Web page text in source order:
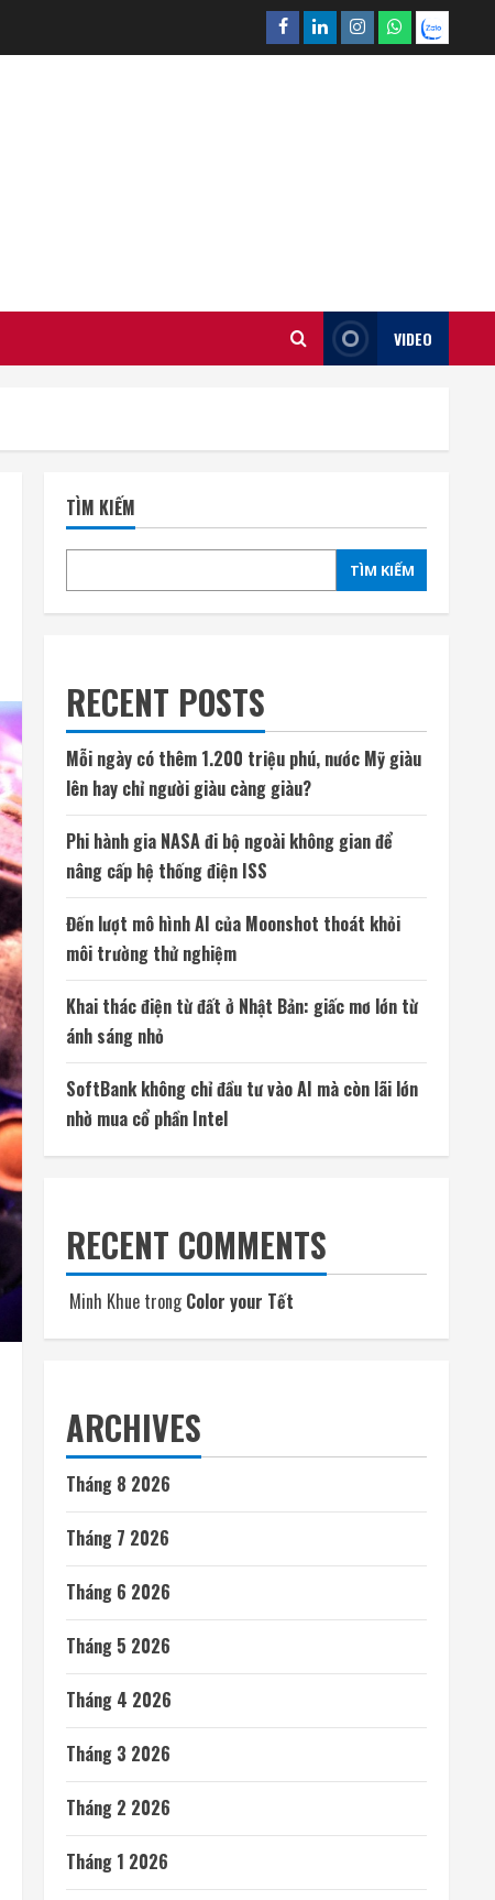
Facebook
LinkedinInstagram
What’sapp
Zalo
VIDEO
TÌM KIẾM
TÌM KIẾM
RECENT POSTS
Mỗi ngày có thêm 1.200 triệu phú, nước Mỹ giàu
lên hay chỉ người giàu càng giàu?
Phi hành gia NASA đi bộ ngoài không gian để
nâng cấp hệ thống điện ISS
Đến lượt mô hình AI của Moonshot thoát khỏi
môi trường thử nghiệm
Khai thác điện từ đất ở Nhật Bản: giấc mơ lớn từ
ánh sáng nhỏ
SoftBank không chỉ đầu tư vào AI mà còn lãi lớn
nhờ mua cổ phần Intel
RECENT COMMENTS
Minh Khue trongColor your Tết
ARCHIVES
Tháng 8 2026
Tháng 7 2026
Tháng 6 2026
Tháng 5 2026
Tháng 4 2026
Tháng 3 2026
Tháng 2 2026
Tháng 1 2026